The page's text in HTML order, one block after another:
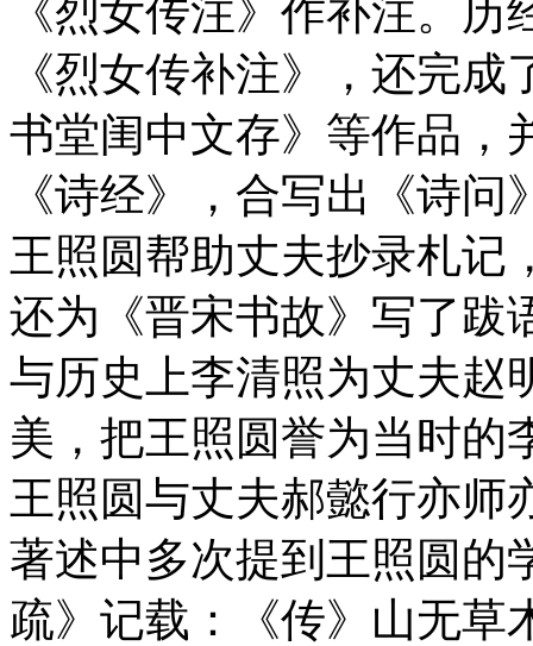
《烈女传注》作补注。
《烈女传补注》，还完
书堂闺中文存》等作品，
《诗经》，合写出《诗
王照圆帮助丈夫抄录札记
还为《晋宋书故》写了跋
与历史上李清照为丈夫赵
美，把王照圆誉为当时的
王照圆与丈夫郝懿行亦师
著述中多次提到王照圆的
疏》记载：《传》山无草